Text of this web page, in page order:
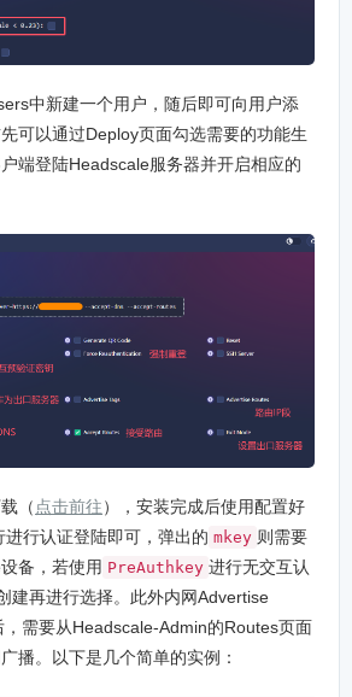
中新建一个用户，随后即可向用户添
可以通过Deploy页面勾选需要的功能生
端登陆Headscale服务器并开启相应的
（ 点击前往），安装完成后使用配置好
进行认证登陆即可，弹出的 mkey 则需要
备，若使用 PreAuthkey 进行无交互认
建再进行选择。此外内网Advertise
需要从Headscale-Admin的Routes页面
播。以下是几个简单的实例：